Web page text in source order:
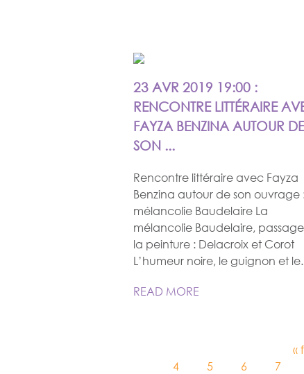
23 AVR 2019 19:00 :
RENCONTRE LITTÉRAIRE
FAYZA BENZINA AUTOUR DE
SON ...
Rencontre littéraire avec Fayza
Benzina autour de son ouvrage
mélancolie Baudelaire La
mélancolie Baudelaire,
la peinture : Delacroix et Corot
L’humeur noire, le guignon et
READ MORE
«
4
5 6 7